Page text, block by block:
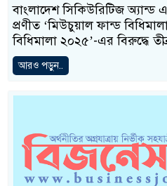
বাংলাদেশ সিকিউরিটিজ অ্যান্ড
প্রণীত ‘মিউচুয়াল ফান্ড
বিধিমালা ২০২৫’-এর বিরুদ্ধে
আরও পড়ুন..